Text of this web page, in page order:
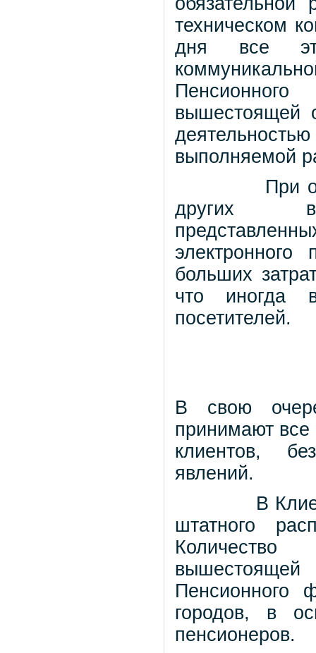
техническом
дня все
вышестоящей
выполняемой
При
других
электронного
больших
что иногда
посетителей.
В свою
принимают
клиентов,
явлений.
В
штатного
вышестоящей
Пенсионного
городов, в
пенсионеров.